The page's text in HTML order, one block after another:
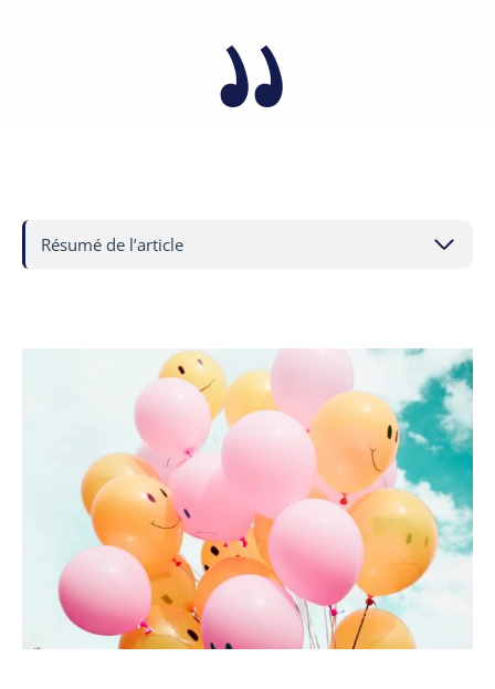
Résumé de l’article